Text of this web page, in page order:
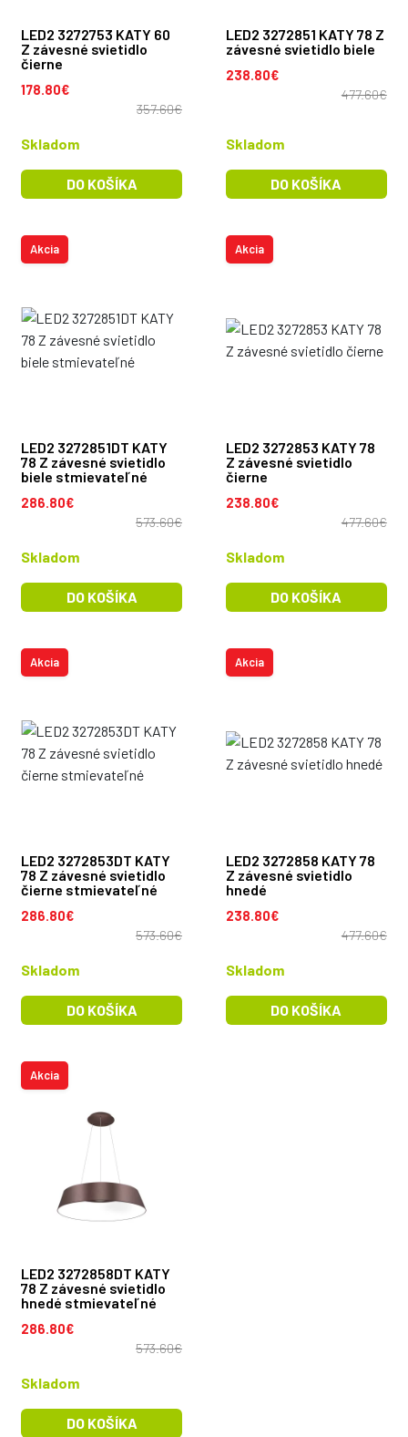
LED2 3272753 KATY 60
Z závesné svietidlo
čierne
178.80€
357.60€
Skladom
DO KOŠÍKA
LED2 3272851 KATY 78 Z
závesné svietidlo biele
238.80€
477.60€
Skladom
DO KOŠÍKA
Akcia
LED2 3272851DT KATY
78 Z závesné svietidlo
biele stmievateľné
286.80€
573.60€
Skladom
DO KOŠÍKA
Akcia
LED2 3272853 KATY 78
Z závesné svietidlo
čierne
238.80€
477.60€
Skladom
DO KOŠÍKA
Akcia
LED2 3272853DT KATY
78 Z závesné svietidlo
čierne stmievateľné
286.80€
573.60€
Skladom
DO KOŠÍKA
Akcia
LED2 3272858 KATY 78
Z závesné svietidlo
hnedé
238.80€
477.60€
Skladom
DO KOŠÍKA
Akcia
LED2 3272858DT KATY
78 Z závesné svietidlo
hnedé stmievateľné
286.80€
573.60€
Skladom
DO KOŠÍKA